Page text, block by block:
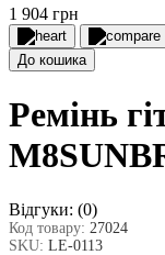
1 904 грн
До кошика
Ремінь
Відгуки: (0)
Код товару: 27024
SKU: LE-0113